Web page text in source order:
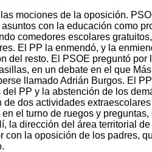
mociones de la oposición.
con la educación como
comedores escolares
El PP la enmendó, y la
del resto. El PSOE preguntó
en un debate en el que
llamado Adrián Burgos. El
PP y la abstención de los
dos actividades
el turno de ruegos y
la dirección del área territorial
con la oposición de los padres,